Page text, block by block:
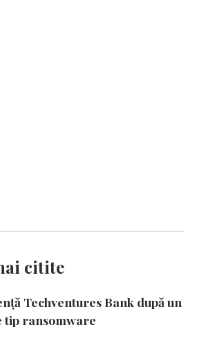
citite
Techventures Bank după un
tip ransomware